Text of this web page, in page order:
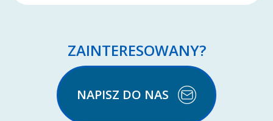
ZAINTERESOWANY?
NAPISZ DO NAS